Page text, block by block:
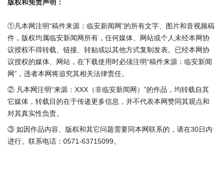
版权和免责声明：
①凡本网注明“稿件来源：临安新闻网”的所有文字、图片和音视频稿
件，版权均属临安新闻网所有，任何媒体、网站或个人未经本网协
议授权不得转载、链接、转贴或以其他方式复制发表。已经本网协
议授权的媒体、网站，在下载使用时必须注明“稿件来源：临安新闻
网”，违者本网将追究其相关法律责任。
② 凡本网注明“来源：XXX（非临安新闻网）”的作品，均转载自其
它媒体，转载目的在于传递更多信息，并不代表本网赞同其观点和
对其真实性负责。
③ 如因作品内容、版权和其它问题需要同本网联系的，请在30日内
进行。联系电话：0571-63715099。